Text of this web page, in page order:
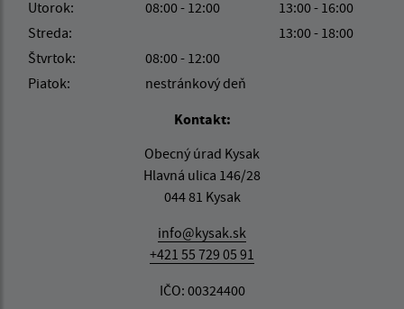
Utorok:
08:00 - 12:00
13:00 - 16:00
Streda:
13:00 - 18:00
Štvrtok:
08:00 - 12:00
Piatok:
nestránkový deň
Kontakt:
Obecný úrad Kysak
Hlavná ulica 146/28
044 81 Kysak
info@kysak.sk
+421 55 729 05 91
IČO: 00324400